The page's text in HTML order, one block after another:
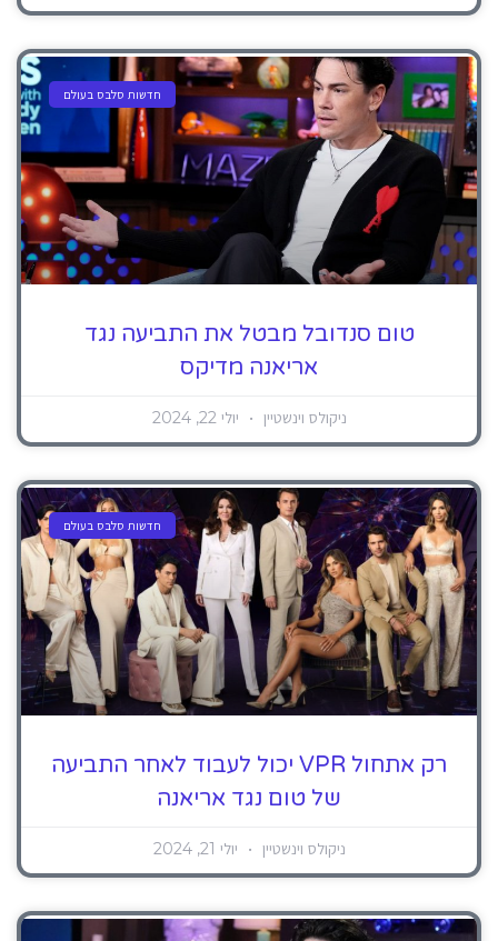
חדשות סלבס בעולם
טום סנדובל מבטל את התביעה נגד
אריאנה מדיקס
ניקולס וינשטיין יולי 22, 2024
חדשות סלבס בעולם
רק אתחול VPR יכול לעבוד לאחר התביעה
של טום נגד אריאנה
ניקולס וינשטיין יולי 21, 2024